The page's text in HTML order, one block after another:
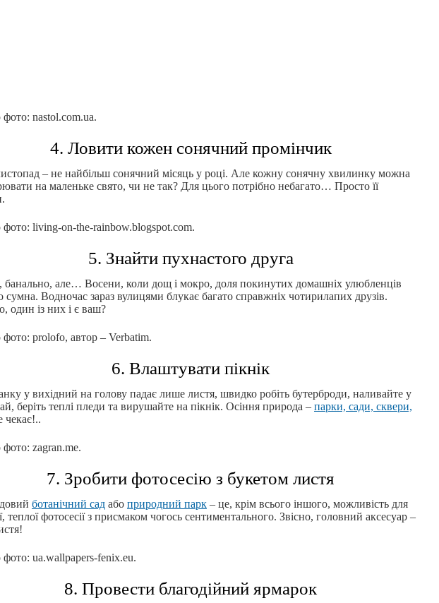
nastol.com.ua.
4. Ловити кожен сонячний промінчик
– не найбільш сонячний місяць у році. Але кожну сонячну хвилинку можна
на маленьке свято, чи не так? Для цього потрібно небагато… Просто її
living-on-the-rainbow.blogspot.com.
5. Знайти пухнастого друга
банально, але… Восени, коли дощ і мокро, доля покинутих домашніх улюбленців
сумна. Водночас зараз вулицями блукає багато справжніх чотирилапих друзів.
один із них і є ваш?
prolofo, автор – Verbatim.
6. Влаштувати пікнік
у вихідний на голову падає лише листя, швидко робіть бутерброди, наливайте у
беріть теплі пледи та вирушайте на пікнік. Осіння природа – парки, сади, сквери,
чекає!..
zagran.me.
7. Зробити фотосесію з букетом листя
ботанічний сад або природний парк – це, крім всього іншого, можливість для
теплої фотосесії з присмаком чогось сентиментального. Звісно, головний аксесуар –
ua.wallpapers-fenix.eu.
8. Провести благодійний ярмарок